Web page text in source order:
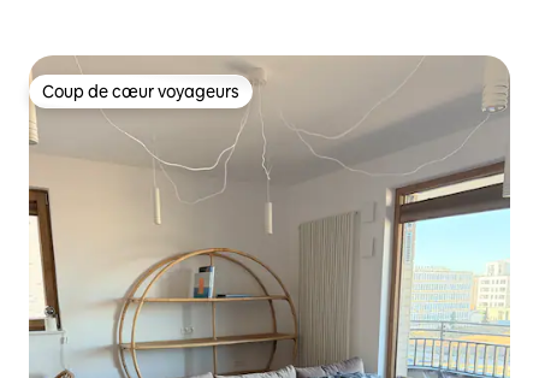
Coup de cœur voyageurs
Coup de cœur voyageurs